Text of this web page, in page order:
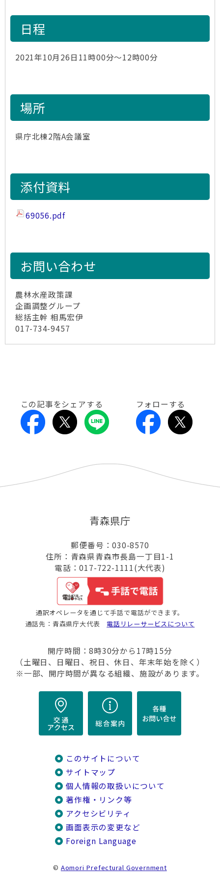
日程
2021年10月26日11時00分～12時00分
場所
県庁北棟2階A会議室
添付資料
69056.pdf
お問い合わせ
農林水産政策課
企画調整グループ
総括主幹 相馬宏伊
017-734-9457
この記事をシェアする フォローする
青森県庁
郵便番号：030-8570
住所：青森県青森市長島一丁目1-1
電話：017-722-1111(大代表)
通訳オペレータを通じて手話で電話ができます。
通話先：青森県庁大代表 電話リレーサービスについて
開庁時間：8時30分から17時15分
（土曜日、日曜日、祝日、休日、年末年始を除く）
※一部、開庁時間が異なる組織、施設があります。
このサイトについて
サイトマップ
個人情報の取扱いについて
著作権・リンク等
アクセシビリティ
画面表示の変更など
Foreign Language
© Aomori Prefectural Government